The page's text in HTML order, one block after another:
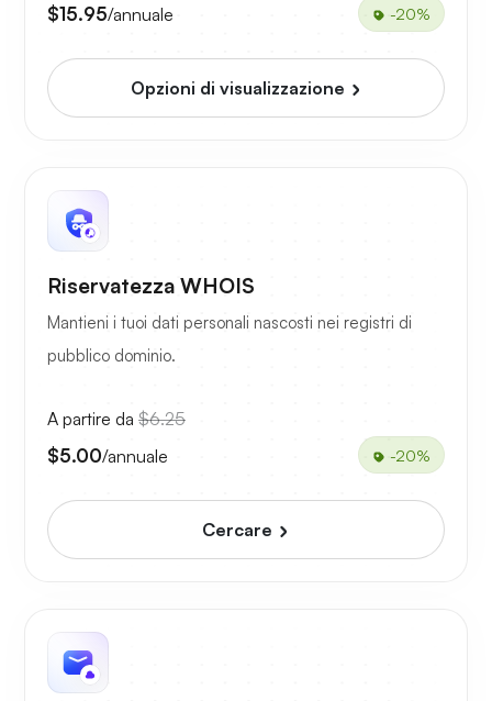
$15.95/annuale -20%
Opzioni di visualizzazione
Riservatezza WHOIS
Mantieni i tuoi dati personali nascosti nei registri di
pubblico dominio.
A partire da $6.25
$5.00/annuale -20%
Cercare